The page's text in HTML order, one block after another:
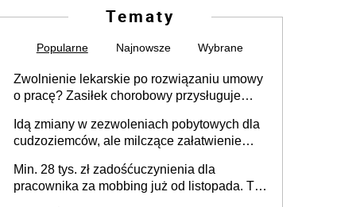
Tematy
Popularne Najnowsze Wybrane
Zwolnienie lekarskie po rozwiązaniu umowy
o pracę? Zasiłek chorobowy przysługuje
dni od ustania stosunku pracy
Idą zmiany w zezwoleniach pobytowych dla
cudzoziemców, ale milczące załatwienie
Min. 28 tys. zł zadośćuczynienia dla
pracownika za mobbing już od listopada. To